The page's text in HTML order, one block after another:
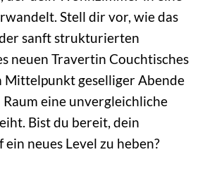
Stell dir vor, wie das
sanft strukturierten
neuen Travertin Couchtisches
Mittelpunkt geselliger Abende
eine unvergleichliche
Bist du bereit, dein
neues Level zu heben?